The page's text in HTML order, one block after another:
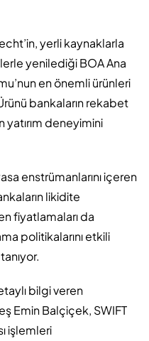
yerli kaynaklarla
yenilediği BOA Ana
en önemli ürünleri
bankaların rekabet
yatırım deneyimini
enstrümanlarını içeren
likidite
fiyatlamaları da
politikalarını etkili
bilgi veren
Emin Balçiçek, SWIFT
işlemleri